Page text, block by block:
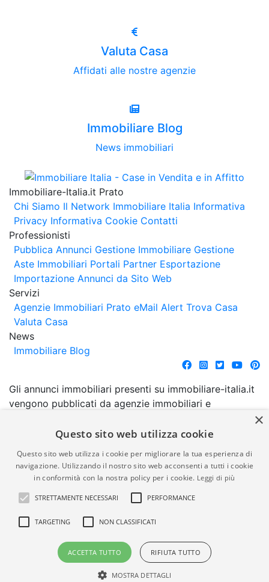
Valuta Casa
Affidati alle nostre agenzie
Immobiliare Blog
News immobiliari
Immobiliare-Italia.it Prato
Chi Siamo Il Network Immobiliare Italia Informativa
Privacy Informativa Cookie Contatti
Professionisti
Pubblica Annunci Gestione Immobiliare Gestione
Aste Immobiliari Portali Partner Esportazione
Importazione Annunci da Sito Web
Servizi
Agenzie Immobiliari Prato eMail Alert Trova Casa
Valuta Casa
News
Immobiliare Blog
Gli annunci immobiliari presenti su immobiliare-italia.it
vengono pubblicati da agenzie immobiliari e
comporta l'approvazione o l'avallo da parte di
garanzia da parte di quest'ultima. immobiliare-italia.it
quindi non è responsabile della veridicità, della
correttezza, della completezza, della normativa in
materia di privacy e/o di alcun altro aspetto dei
suddetti annunci.
© Copyright 2007 - 2026
Immobiliare-Italia.it - Part. IVA
Powered by
Gestionale Immobiliare
GestionaleRe.it
×
Questo sito web utilizza cookie
Questo sito web utilizza i cookie per migliorare la tua esperienza di
navigazione. Utilizzando il nostro sito web acconsenti a tutti i cookie
in conformità con la nostra policy per i cookie. Leggi di più
STRETTAMENTE NECESSARI PERFORMANCE
TARGETING NON CLASSIFICATI
ACCETTA TUTTO RIFIUTA TUTTO
MOSTRA DETTAGLI